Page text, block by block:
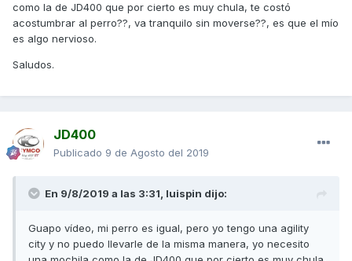
como la de JD400 que por cierto es muy chula, te costó
acostumbrar al perro??, va tranquilo sin moverse??, es que el mío
es algo nervioso.
Saludos.
JD400
Publicado 9 de Agosto del 2019
En 9/8/2019 a las 3:31, luispin dijo:
Guapo vídeo, mi perro es igual, pero yo tengo una agility
city y no puedo llevarle de la misma manera, yo necesito